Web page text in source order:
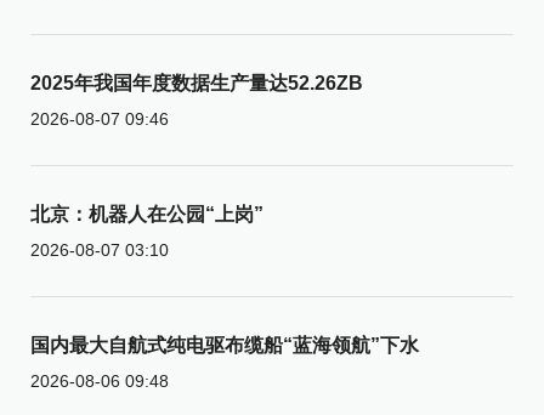
2025年我国年度数据生产量达52.26ZB
2026-08-07 09:46
北京：机器人在公园“上岗”
2026-08-07 03:10
国内最大自航式纯电驱布缆船“蓝海领航”下水
2026-08-06 09:48